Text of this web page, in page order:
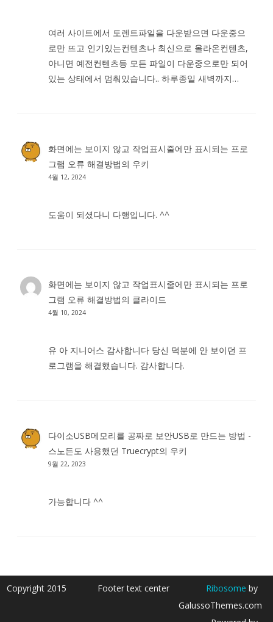
여러 사이트에서 토렌트파일을 다운받으면 다운중으
로만 뜨고 인기있는컨텐츠나 최신으로 올라온컨텐츠,
아니면 예전컨텐츠등 모든 파일이 다운중으로만 되어
있는 상태에서 멈춰있습니다.. 하루종일 새벽까지…
화면에는 보이지 않고 작업표시줄에만 표시되는 프로
그램 오류 해결방법의 우키
4월 12, 2024
도움이 되셨다니 다행입니다. ^^
화면에는 보이지 않고 작업표시줄에만 표시되는 프로
그램 오류 해결방법의 클라이드
4월 10, 2024
유 아 지니어스 감사합니다 당신 덕분에 안 보이던 프
로그램을 해결했습니다. 감사합니다.
다이소USB메모리를 공짜로 보안USB로 만드는 방법 -
스노든도 사용했던 Truecrypt의 우키
9월 22, 2023
가능합니다 ^^
Copyright 2015 Footer text center Ribosome by
GalussoThemes.com